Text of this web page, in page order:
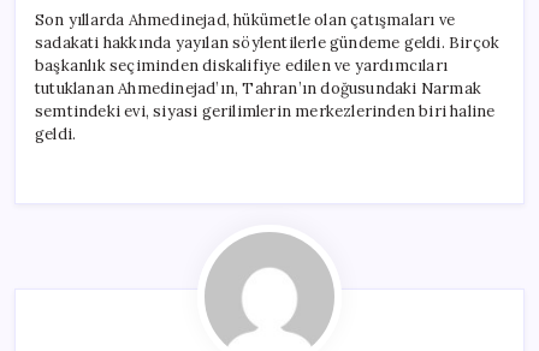
Son yıllarda Ahmedinejad, hükümetle olan çatışmaları ve
sadakati hakkında yayılan söylentilerle gündeme geldi. Birçok
başkanlık seçiminden diskalifiye edilen ve yardımcıları
tutuklanan Ahmedinejad’ın, Tahran’ın doğusundaki Narmak
semtindeki evi, siyasi gerilimlerin merkezlerinden biri haline
geldi.